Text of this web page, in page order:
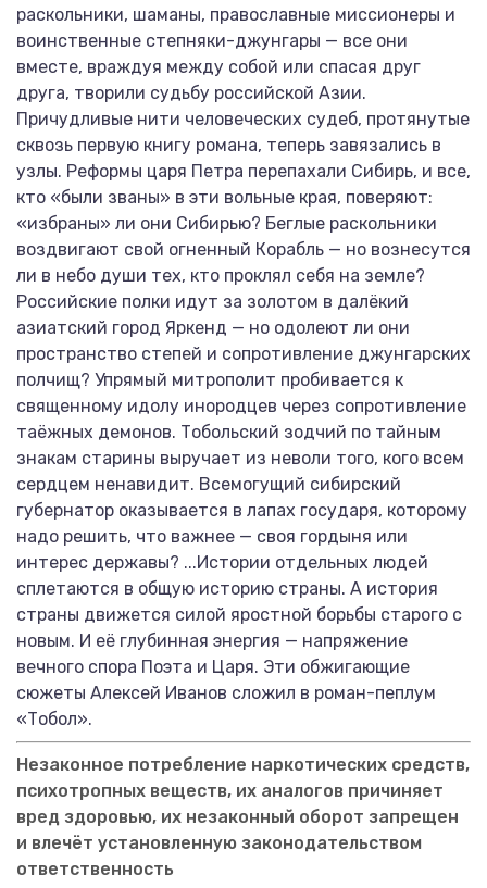
раскольники, шаманы, православные миссионеры и
воинственные степняки-джунгары — ​все они
вместе, враждуя между собой или спасая друг
друга, творили судьбу российской Азии.
Причудливые нити человеческих судеб, протянутые
сквозь первую книгу романа, теперь завязались в
узлы. Реформы царя Петра перепахали Сибирь, и все,
кто «были званы» в эти вольные края, поверяют:
«избраны» ли они Сибирью? Беглые раскольники
воздвигают свой огненный Корабль — но вознесутся
ли в небо души тех, кто проклял себя на земле?
Российские полки идут за золотом в далёкий
азиатский город Яркенд — но одолеют ли они
пространство степей и сопротивление джунгарских
полчищ? Упрямый митрополит пробивается к
священному идолу инородцев через сопротивление
таёжных демонов. Тобольский зодчий по тайным
знакам старины выручает из неволи того, кого всем
сердцем ненавидит. Всемогущий сибирский
губернатор оказывается в лапах государя, которому
надо решить, что важнее — своя гордыня или
интерес державы? ...Истории отдельных людей
сплетаются в общую историю страны. А история
страны движется силой яростной борьбы старого с
новым. И её глубинная энергия — напряжение
вечного спора Поэта и Царя. Эти обжигающие
сюжеты Алексей Иванов сложил в роман-пеплум
«Тобол».
Незаконное потребление наркотических средств,
психотропных веществ, их аналогов причиняет
вред здоровью, их незаконный оборот запрещен
и влечёт установленную законодательством
ответственность